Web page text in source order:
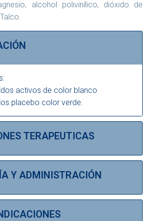
alcohol polivinílico, dióxido de
activos de color blanco
placebo color verde.
TERAPEUTICAS
Y ADMINISTRACIÓN